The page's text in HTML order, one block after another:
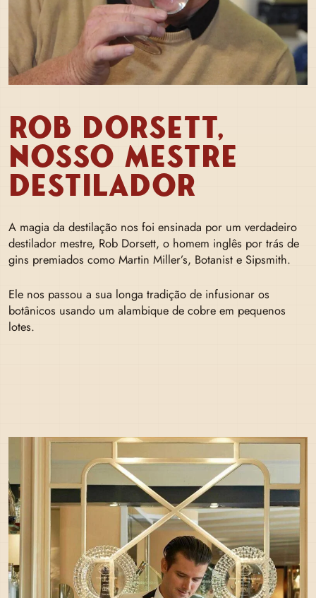
ROB DORSETT,
NOSSO MESTRE
DESTILADOR
A magia da destilação nos foi ensinada por um verdadeiro
destilador mestre, Rob Dorsett, o homem inglês por trás de
gins premiados como Martin Miller’s, Botanist e Sipsmith.
Ele nos passou a sua longa tradição de infusionar os
botânicos usando um alambique de cobre em pequenos
lotes.